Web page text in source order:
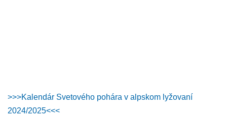
>>>Kalendár Svetového pohára v alpskom lyžovaní
2024/2025<<<